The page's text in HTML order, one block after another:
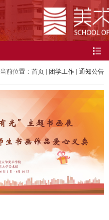
当前位置： 首页 团学工作 通知公告